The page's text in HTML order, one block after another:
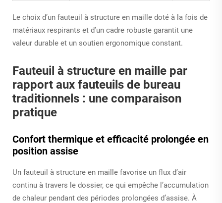
Le choix d’un fauteuil à structure en maille doté à la fois de
matériaux respirants et d’un cadre robuste garantit une
valeur durable et un soutien ergonomique constant.
Fauteuil à structure en maille par
rapport aux fauteuils de bureau
traditionnels : une comparaison
pratique
Confort thermique et efficacité prolongée en
position assise
Un fauteuil à structure en maille favorise un flux d’air
continu à travers le dossier, ce qui empêche l’accumulation
de chaleur pendant des périodes prolongées d’assise. À